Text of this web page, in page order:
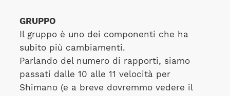
GRUPPO
Il gruppo è uno dei componenti che ha
subito più cambiamenti.
Parlando del numero di rapporti, siamo
passati dalle 10 alle 11 velocità per
Shimano (e a breve dovremmo vedere il